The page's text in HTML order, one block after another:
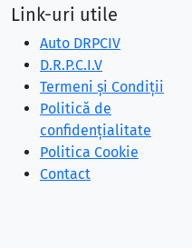
Link-uri utile
Auto DRPCIV
D.R.P.C.I.V
Termeni și Condiții
Politică de
confidențialitate
Politica Cookie
Contact